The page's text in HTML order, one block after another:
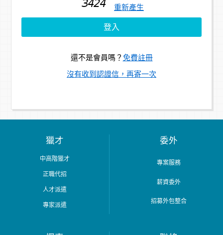
重新產生
還不是會員嗎？ 免費註冊
沒有收到認證信，再寄一次
獵才
中高階獵才
正職代招
人才派遣
專家派遣
委外
專案服務
薪資委外
招募外包整合